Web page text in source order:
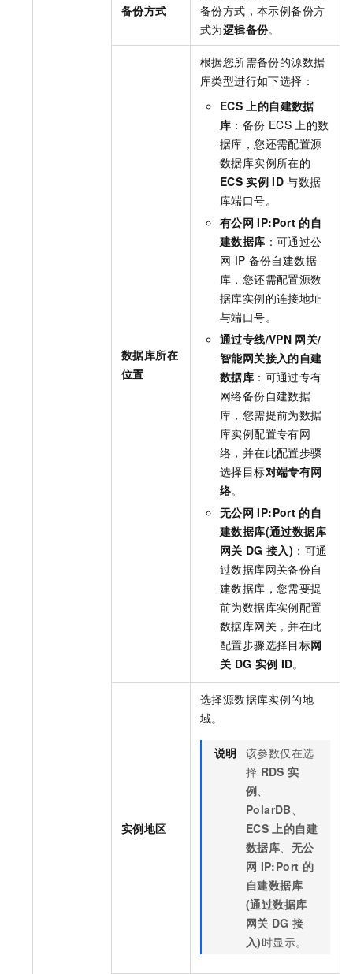
备份方式
备份方式，本示例备份方
式为逻辑备份。
数据库所在
位置
根据您所需备份的源数据
库类型进行如下选择：
ECS 上的自建数据
库 ：备份 ECS 上的数
据库，您还需配置源
数据库实例所在的
ECS 实例 ID 与数据
库端口号。
有公网 IP:Port 的自
建数据库 ：可通过公
网 IP 备份自建数据
库，您还需配置源数
据库实例的连接地址
与端口号。
通过专线/VPN 网关/
智能网关接入的自建
数据库 ：可通过专有
网络备份自建数据
库，您需提前为数据
库实例配置专有网
络，并在此配置步骤
选择目标对端专有网
络。
无公网 IP:Port 的自
建数据库(通过数据库
网关 DG 接入) ：可通
过数据库网关备份自
建数据库，您需要提
前为数据库实例配置
数据库网关，并在此
配置步骤选择目标网
关 DG 实例 ID。
实例地区
选择源数据库实例的地
域。
说明 该参数仅在选
择 RDS 实
例
PolarDB
ECS 上的自建
数据库
无公
网 IP:Port 的
自建数据库
(通过数据库
网关 DG 接
入)时显示。